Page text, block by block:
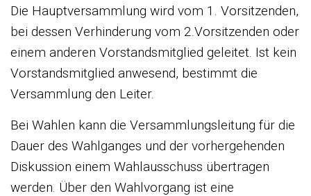
Die Hauptversammlung wird vom 1. Vorsitzenden,
bei dessen Verhinderung vom 2.Vorsitzenden oder
einem anderen Vorstandsmitglied geleitet. Ist kein
Vorstandsmitglied anwesend, bestimmt die
Versammlung den Leiter.
Bei Wahlen kann die Versammlungsleitung für die
Dauer des Wahlganges und der vorhergehenden
Diskussion einem Wahlausschuss übertragen
werden. Über den Wahlvorgang ist eine